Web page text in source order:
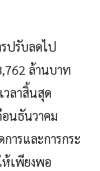
รปรับลดไป
ล้านบาท
วลาสิ้นสุด
อนธันวาคม
ารและการกระ
ห้เพียงพอ